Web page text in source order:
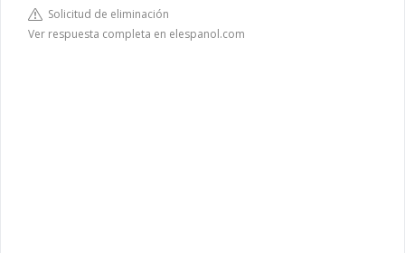
Solicitud de eliminación
Ver respuesta completa en elespanol.com